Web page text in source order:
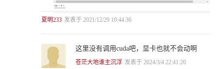
4.1 卷积神经网络基础 51
4.1.2 池化层 54
4.2 LeNet模型 57
4.3 AlexNet模型 59
4.4 VGGNet模型 61
夏明233 发表于 2021/12/29 10:44:36
这里没有调用cuda吧，显卡也就不会动啊
苍茫大地谁主沉浮 发表于 2024/3/4 22:41:20